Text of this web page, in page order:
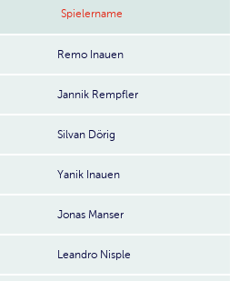
Spielername
Remo Inauen
Jannik Rempfler
Silvan Dörig
Yanik Inauen
Jonas Manser
Leandro Nisple